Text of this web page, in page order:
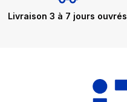
Livraison 3 à 7 jours ouvrés